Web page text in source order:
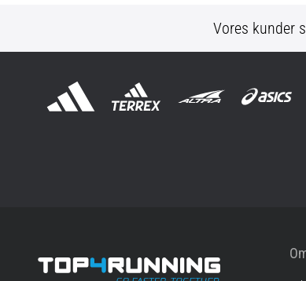
Vores kunder